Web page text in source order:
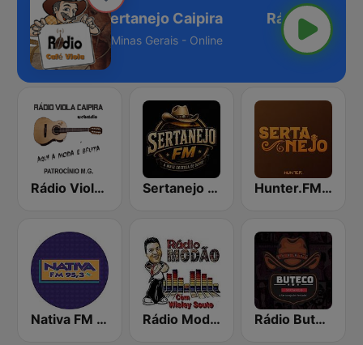
Café Viola Sertanejo Caipira
Minas Gerais - Online
Rádio Viola Caipira Sertanejo FM Hunter.FM - Sertanejo
Nativa FM - São Paulo Rádio Modão Rádio Buteco Sertanejo